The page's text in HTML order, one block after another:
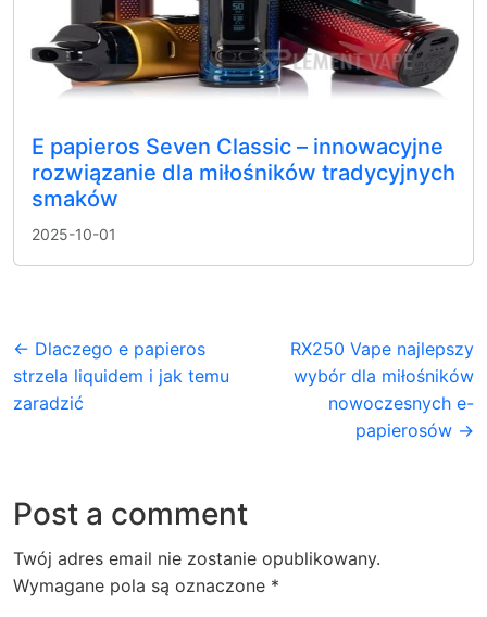
E papieros Seven Classic – innowacyjne
rozwiązanie dla miłośników tradycyjnych
smaków
2025-10-01
← Dlaczego e papieros
strzela liquidem i jak temu
zaradzić
RX250 Vape najlepszy
wybór dla miłośników
nowoczesnych e-
papierosów →
Post a comment
Twój adres email nie zostanie opublikowany.
Wymagane pola są oznaczone *